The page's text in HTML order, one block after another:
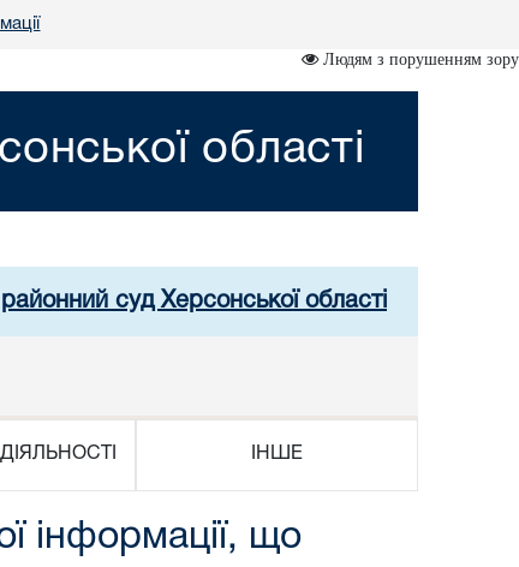
Людям з порушенням зору
області
суд Херсонської області
ІНШЕ
інформації, що